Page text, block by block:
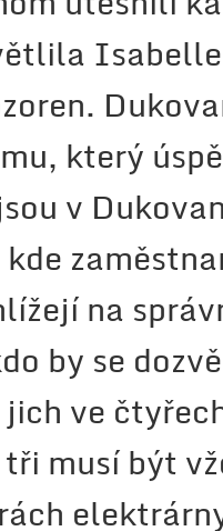
který
v
na
by se
jich ve
musí být